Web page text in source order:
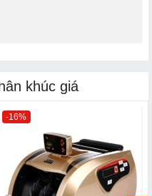
khúc giá
-16%